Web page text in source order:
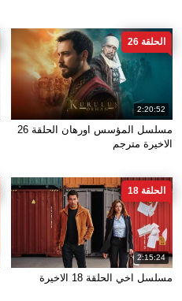
2:20:52
الحلقة 26
مسلسل المؤسس اورهان الحلقة 26
الاخيرة مترجم
2:15:24
الحلقة 18
مسلسل اخي الحلقة 18 الاخيرة